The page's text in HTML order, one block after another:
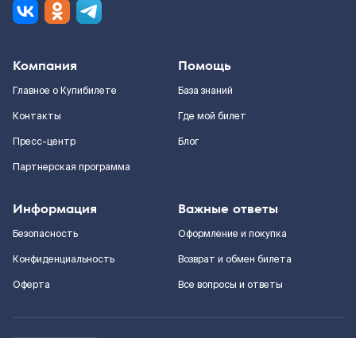
Компания
Главное о Купибилете
Контакты
Пресс-центр
Партнерская программа
Помощь
База знаний
Где мой билет
Блог
Информация
Безопасность
Конфиденциальность
Оферта
Важные ответы
Оформление и покупка
Возврат и обмен билета
Все вопросы и ответы